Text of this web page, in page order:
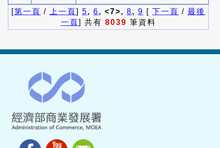
[第一頁 / 上一頁] 5, 6, <7>, 8, 9 [ 下一頁 / 最後
一頁] 共有 8039 筆資料